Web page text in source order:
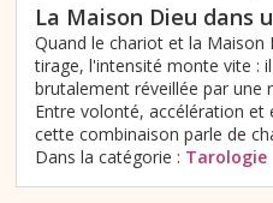
La Maison Dieu dans
Quand le chariot et la Maison
tirage, l'intensité monte vite :
brutalement réveillée par une
Entre volonté, accélération
cette combinaison parle de
Dans la catégorie : Tarologie